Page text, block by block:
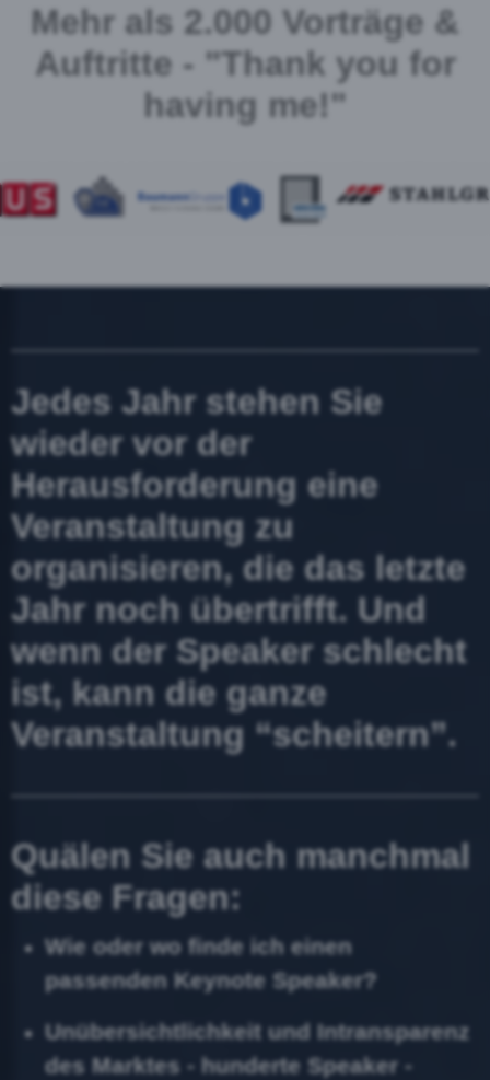
Mehr als 2.000 Vorträge &
Auftritte - "Thank you for
having me!"
Jedes Jahr stehen Sie
wieder vor der
Herausforderung eine
Veranstaltung zu
organisieren, die das letzte
Jahr noch übertrifft. Und
wenn der Speaker schlecht
ist, kann die ganze
Veranstaltung “scheitern”.
Quälen Sie auch manchmal
diese Fragen:
Wie oder wo finde ich einen
passenden Keynote Speaker?
Unübersichtlichkeit und Intransparenz
des Marktes - hunderte Speaker -